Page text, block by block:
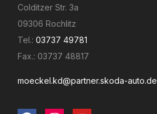
Colditzer Str. 3a
09306 Rochlitz
Tel.: 03737 49781
Fax.: 03737 48817
moeckel.kd­@partner.skoda-auto.de